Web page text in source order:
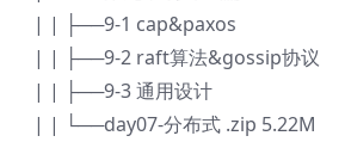
| | ├──9-1 cap&paxos
| | ├──9-2 raft算法&gossip协议
| | ├──9-3 通用设计
| | └──day07-分布式 .zip 5.22M